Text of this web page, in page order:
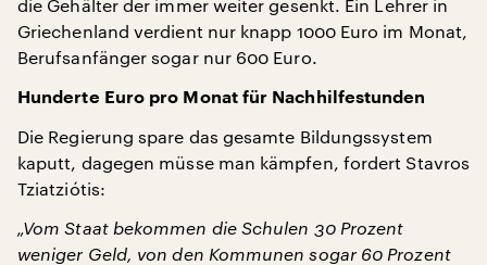
die Gehälter der immer weiter gesenkt. Ein Lehrer in
Griechenland verdient nur knapp 1000 Euro im Monat,
Berufsanfänger sogar nur 600 Euro.
Hunderte Euro pro Monat für Nachhilfestunden
Die Regierung spare das gesamte Bildungssystem
kaputt, dagegen müsse man kämpfen, fordert Stavros
Tziatziótis:
„Vom Staat bekommen die Schulen 30 Prozent
weniger Geld, von den Kommunen sogar 60 Prozent